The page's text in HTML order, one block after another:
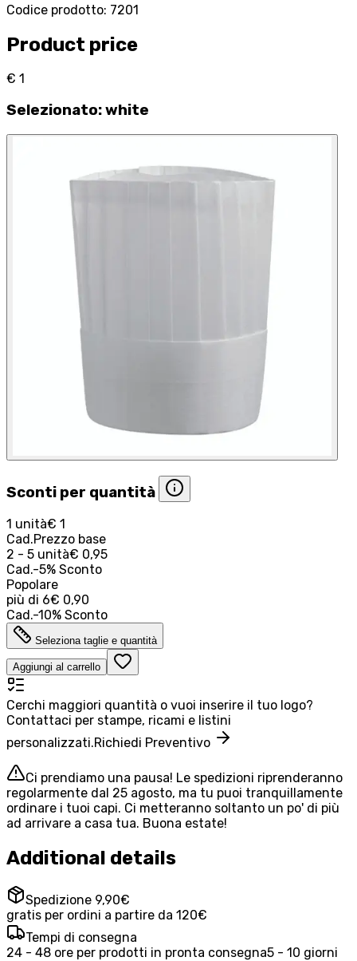
Codice prodotto: 7201
Product price
€ 1
Selezionato:white
Sconti per quantità
1 unità€ 1
Cad.Prezzo base
2 - 5 unità€ 0,95
Cad.-5% Sconto
Popolare
più di 6€ 0,90
Cad.-10% Sconto
Seleziona taglie e quantità
Aggiungi al carrello
Cerchi maggiori quantità o vuoi inserire il tuo logo?
Contattaci per stampe, ricami e listini
personalizzati.Richiedi Preventivo
Ci prendiamo una pausa! Le spedizioni riprenderanno
regolarmente dal 25 agosto, ma tu puoi tranquillamente
ordinare i tuoi capi. Ci metteranno soltanto un po' di più
ad arrivare a casa tua. Buona estate!
Additional details
Spedizione 9,90€
gratis per ordini a partire da 120€
Tempi di consegna
24 - 48 ore per prodotti in pronta consegna5 - 10 giorni